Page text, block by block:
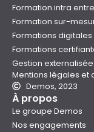
Formation intra
Formation sur-
Formations digitales
Formations
Gestion
Mentions légales et
Demos, 2023
À propos
Le groupe Demos
Nos engagements